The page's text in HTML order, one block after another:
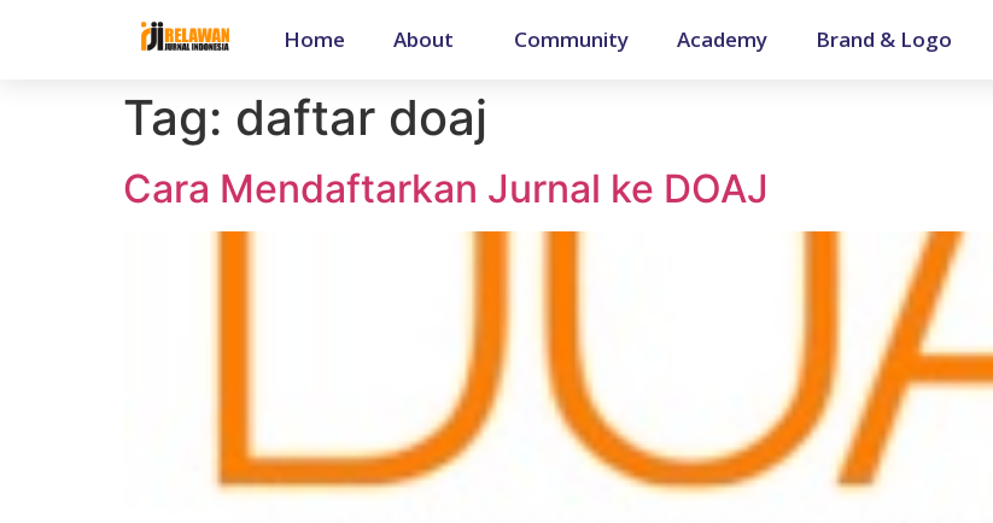
Home About Community Academy Brand & Logo
Tag: daftar doaj
Cara Mendaftarkan Jurnal ke DOAJ